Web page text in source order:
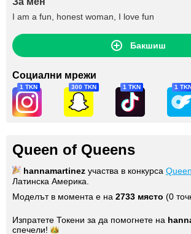
I am a fun, honest woman, I love fun
Бакшиш
Социални мрежи
1 TKN 300 TKN 1 TKN 1
Queen of Queens
hannamartinez участва в конкурса
Латинска Америка.
Моделът в момента е на 2733 място (0
Изпратете Токени за да помогнете на
спечели!